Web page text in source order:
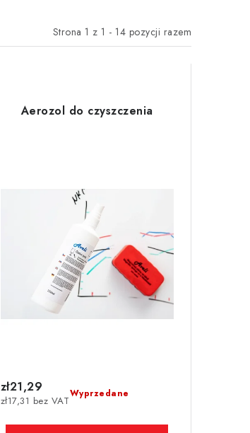
Strona 1 z 1 - 14 pozycji razem
Aerozol do czyszczenia
Wyprzedane
zł17,31 bez VAT
zł21,29